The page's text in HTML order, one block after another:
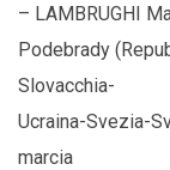
– LAMBRUGHI
Podebrady
Slovacchia-
Ucraina-Svezia-
marcia